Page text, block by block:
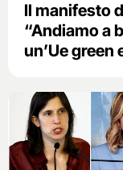
Il manifesto
“Andiamo a
un’Ue green